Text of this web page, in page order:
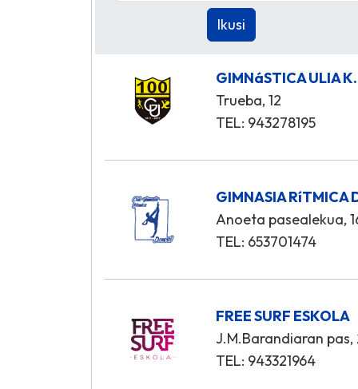
GIMNáSTICA ULIA
Trueba, 12
TEL: 943278195
GIMNASIA RíTMICA
Anoeta pasealekua,
TEL: 653701474
FREE SURF ESKOLA
J.M.Barandiaran pas,
TEL: 943321964